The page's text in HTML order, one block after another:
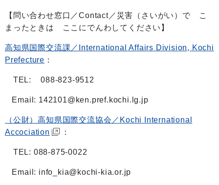
【問い合わせ窓口／Contact／災害（さいがい）で こ
まったときは ここにでんわしてください】
高知県国際交流課／International Affairs Division, Kochi
Prefecture ：
TEL: 088-823-9512
Email: 142101@ken.pref.kochi.lg.jp
（公財）高知県国際交流協会／Kochi International
Accociation
：
TEL: 088-875-0022
Email: info_kia@kochi-kia.or.jp